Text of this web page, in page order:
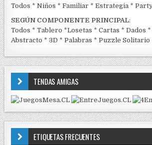
Todos *Niños *Familiar *Estrategia *
SEGÚN COMPONENTE PRINCIPAL:
Todos *Tablero *Losetas *Cartas *Dados
Abstracto *3D *Palabras *Puzzle Solitario
TENDAS AMIGAS
ETIQUETAS FRECUENTES